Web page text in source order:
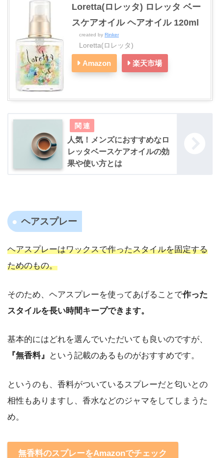
Loretta(ロレッタ) ロレッタ ベー
スケアオイル ヘアオイル 120ml
created by Rinker
Loretta(ロレッタ)
Amazon 楽天市場
人気！メンズにおすすめなロ
レッタベースケアオイルの効
果や使い方とは
ヘアスプレー
ヘアスプレーはワックスで作ったスタイルを固定する
ためのもの。
そのため、ヘアスプレーを使ってあげることで作った
スタイルを長い時間キープできます。
基本的にはどれを選んでいただいても良いのですが、
『無香料』
という記載のあるものがおすすめです。
というのも、香料がついているスプレーだと匂いとの
相性もありますし、香水などのジャマをしてしまうた
め。
無香料のスプレーをAmazonでチェック